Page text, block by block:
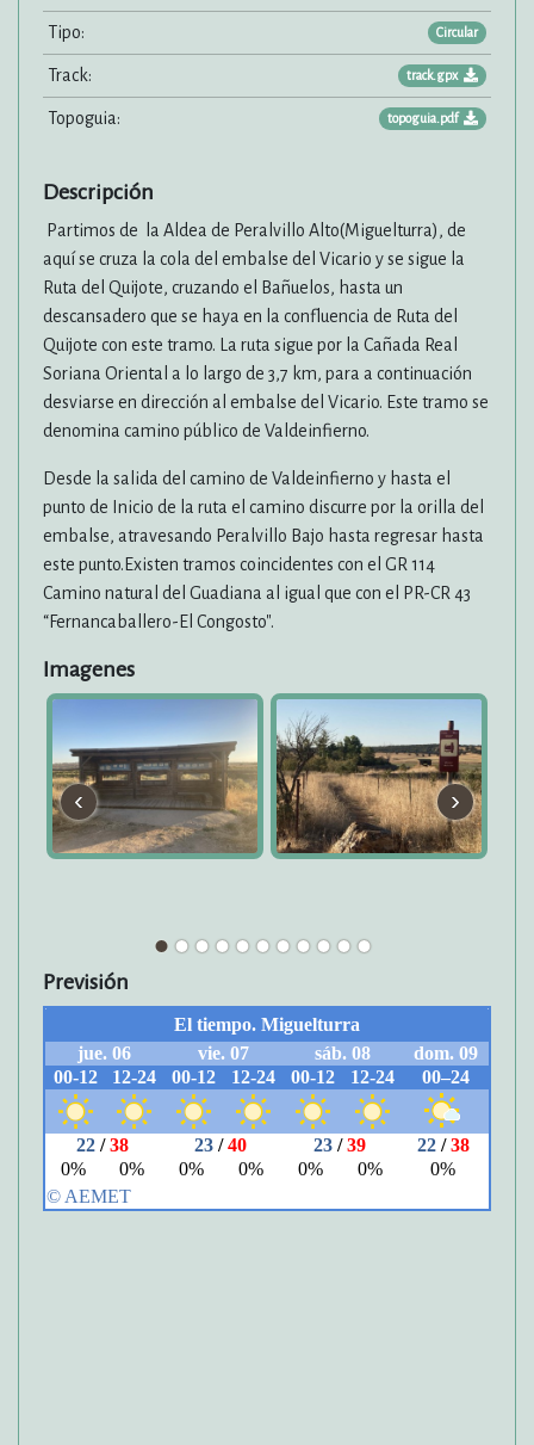
Tipo: Circular
Track: track.gpx
Topoguia: topoguia.pdf
Descripción
Partimos de la Aldea de Peralvillo Alto(Miguelturra), de
aquí se cruza la cola del embalse del Vicario y se sigue la
Ruta del Quijote, cruzando el Bañuelos, hasta un
descansadero que se haya en la confluencia de Ruta del
Quijote con este tramo. La ruta sigue por la Cañada Real
Soriana Oriental a lo largo de 3,7 km, para a continuación
desviarse en dirección al embalse del Vicario. Este tramo se
denomina camino público de Valdeinfierno.
Desde la salida del camino de Valdeinfierno y hasta el
punto de Inicio de la ruta el camino discurre por la orilla del
embalse, atravesando Peralvillo Bajo hasta regresar hasta
este punto.Existen tramos coincidentes con el GR 114
Camino natural del Guadiana al igual que con el PR-CR 43
“Fernancaballero-El Congosto".
Imagenes
‹ ›
Previsión